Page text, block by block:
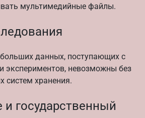
мультимедийные файлы.
данных, поступающих с
экспериментов, невозможны без
систем хранения.
и государственный